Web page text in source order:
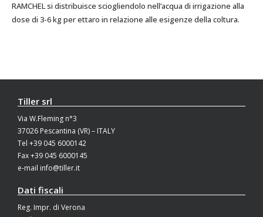
RAMCHEL si distribuisce sciogliendolo nell’acqua di irrigazione alla
dose di 3-6 kg per ettaro in relazione alle esigenze della coltura.
Tiller srl
Via W.Fleming n°3
37026 Pescantina (VR) – ITALY
Tel +39 045 6000142
Fax +39 045 6000145
e-mail info@tiller.it
Dati fiscali
Reg. Impr. di Verona